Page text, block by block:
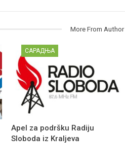
More From Author
САРАДЊА
Apel za podršku Radiju
Sloboda iz Kraljeva